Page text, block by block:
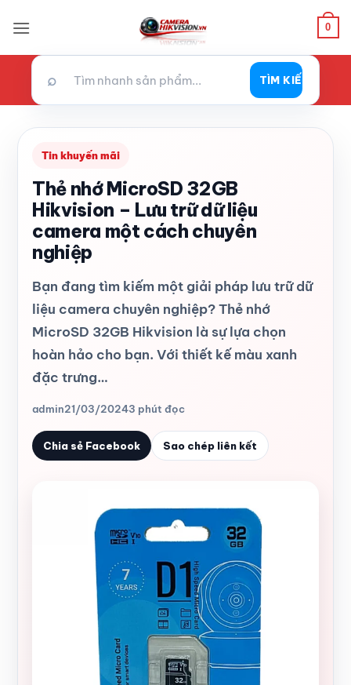
qua
0
⌕ TÌM KIẾM
Tin khuyến mãi
Thẻ nhớ MicroSD 32GB
Hikvision – Lưu trữ dữ liệu
camera một cách chuyên
nghiệp
Bạn đang tìm kiếm một giải pháp lưu trữ dữ
liệu camera chuyên nghiệp? Thẻ nhớ
MicroSD 32GB Hikvision là sự lựa chọn
hoàn hảo cho bạn. Với thiết kế màu xanh
đặc trưng…
admin21/03/20243 phút đọc
Chia sẻ Facebook Sao chép liên kết